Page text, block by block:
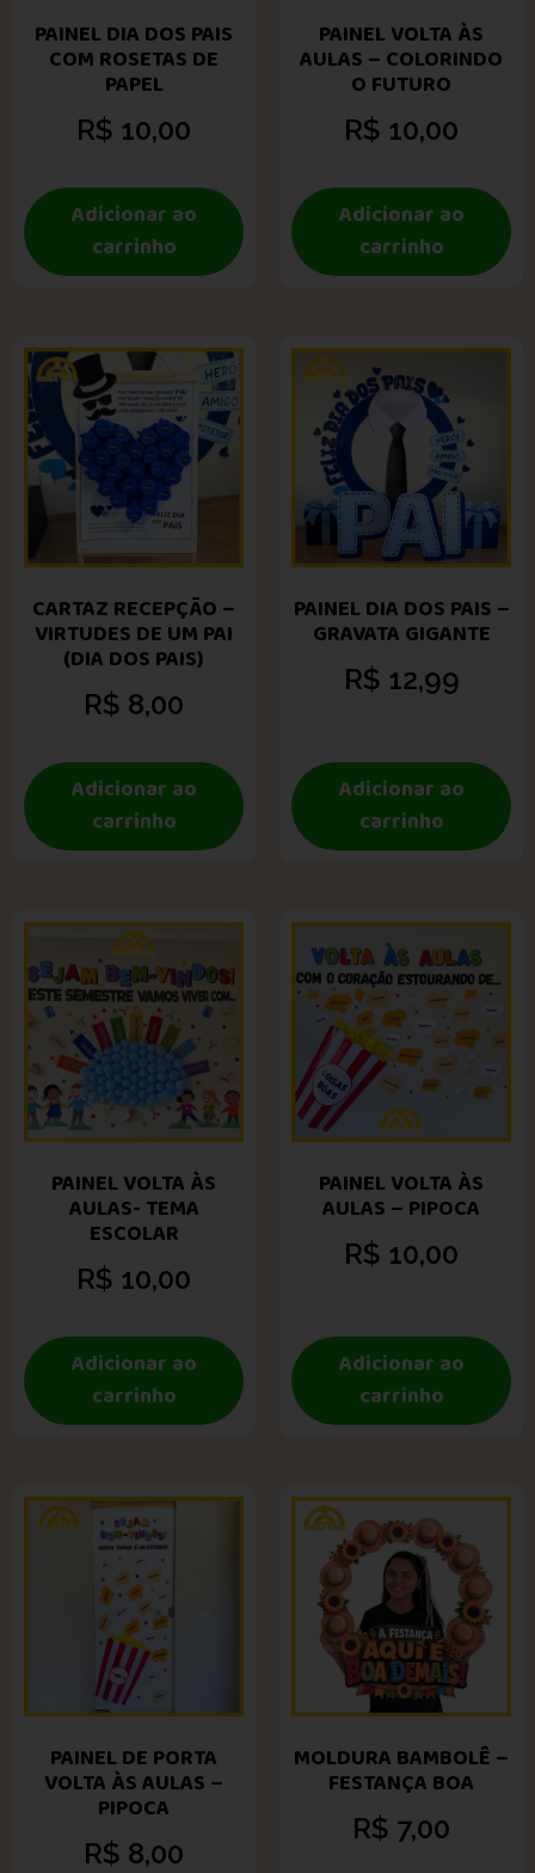
PAINEL DIA DOS PAIS
COM ROSETAS DE
PAPEL
R$ 10,00
Adicionar ao
carrinho
PAINEL VOLTA ÀS
AULAS – COLORINDO
O FUTURO
R$ 10,00
Adicionar ao
carrinho
CARTAZ RECEPÇÃO –
VIRTUDES DE UM PAI
(DIA DOS PAIS)
R$ 8,00
Adicionar ao
carrinho
PAINEL DIA DOS PAIS –
GRAVATA GIGANTE
R$ 12,99
Adicionar ao
carrinho
PAINEL VOLTA ÀS
AULAS- TEMA
ESCOLAR
R$ 10,00
Adicionar ao
carrinho
PAINEL VOLTA ÀS
AULAS – PIPOCA
R$ 10,00
Adicionar ao
carrinho
PAINEL DE PORTA
VOLTA ÀS AULAS –
PIPOCA
R$ 8,00
MOLDURA BAMBOLÊ –
FESTANÇA BOA
R$ 7,00